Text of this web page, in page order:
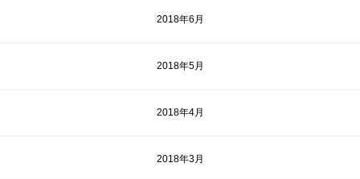
2018年6月
2018年5月
2018年4月
2018年3月